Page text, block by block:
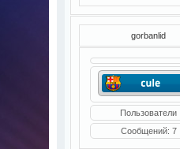
gorbanlid
Пользователи
Сообщений: 7